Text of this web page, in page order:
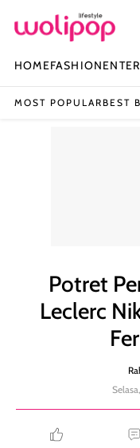
HOMEFASHION
MOST POPULAR BEST
Potret
Leclerc